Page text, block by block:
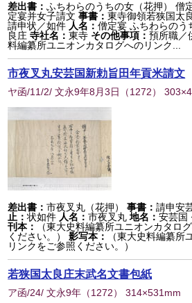
差出書：ふちわらのうちの女（花押） 僧
定宴并女子請文 事書：東寺御領若狭国太
請申状／如件 人名：僧定宴 ふちわらのう
良庄 寺社名：東寺 その他事項：預所職／
料編纂所ユニオンカタログへのリンク...
市夜叉丸安芸国新勅旨田年貢米請文
ヤ函/11/2/ 文永9年8月3日 （1272）
差出書：市夜叉丸（花押） 事書：請申安
止：状如件 人名：市夜叉丸 地名：安芸国
刊本：
（東大史料編纂所ユニオンカタロ
ください。）
影写本：
（東大史料編纂所
リンクをご参照ください。）
若狭国太良庄末武名文書包紙
ア函/24/ 文永9年 （1272） 314×531mm